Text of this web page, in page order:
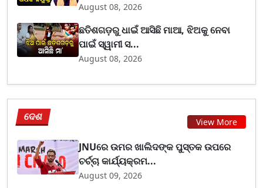
August 08, 2026
ଛତିଶଗଡ଼ରୁ ଧାଇଁ ଆସିଛି ମାଆ, ଝିଅକୁ ନେବା
ପାଇଁ ସ୍ୱାମୀ ସ...
August 08, 2026
ଦେଶ View More
JNUରେ ଉମର ଖାଲିଦଙ୍କ ପୁସ୍ତକ ଉପରେ
ଚର୍ଚ୍ଚା କାର୍ଯ୍ୟକ୍ରମ...
August 09, 2026